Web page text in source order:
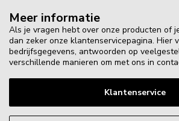
Meer informatie
Als je vragen hebt over onze producten of
dan zeker onze klantenservicepagina. Hier
bedrijfsgegevens, antwoorden op
verschillende manieren om met ons in
Klantenservice